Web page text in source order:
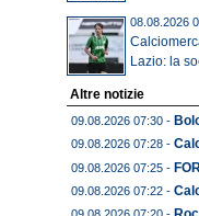
08.08.2026
Lazio: la
Altre notizie
09.08.2026 07:30 -
09.08.2026 07:28 -
09.08.2026 07:25 -
09.08.2026 07:22 -